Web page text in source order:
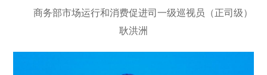
商务部市场运行和消费促进司一级巡视员（正司级）
耿洪洲